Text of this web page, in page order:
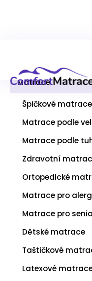
t
r
kategorie
Matrace
Špičkové
Matrace podle
Matrace podle
Zdravotní
Ortopedické
Matrace pro
Matrace pro
Dětské matrace
Taštičkové
Latexové